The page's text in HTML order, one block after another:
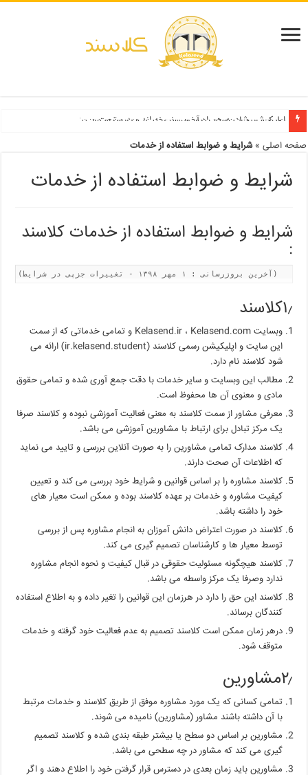
دفترچه انتخاب رشته کنکور سراسری ۱۳۹۹ و دانشگاه آزاد ۹۹
صفحه اصلی »شرایط و ضوابط استفاده از خدمات
شرایط و ضوابط استفاده از خدمات
شرایط و ضوابط استفاده از خدمات کلاسند
:
(آخرین بروزرسانی : ۱ مهر ۱۳۹۸ - تغییرات جزپی در شرایط)
۱٫کلاسند
وبسایت Kelasend.ir ، Kelasend.com و تمامی خدماتی که از سمت
این سایت و اپلیکیشن رسمی کلاسند (ir.kelasend.student) ارائه می
شود کلاسند نام دارد.
مطالب این وبسایت و سایر خدمات با دقت جمع آوری شده و تمامی حقوق
مادی و معنوی آن ها محفوظ است.
معرفی مشاور از سمت کلاسند به معنی فعالیت آموزشی نبوده و کلاسند صرفا
یک مرکز تبادل برای ارتباط با مشاورین آموزشی می باشد.
کلاسند مدارک تمامی مشاورین را به صورت آنلاین بررسی و تایید می نماید
که اطلاعات آن صحت دارند.
کلاسند مشاوره را بر اساس قوانین و شرایط خود بررسی می کند و تعیین
کیفیت مشاوره و خدمات بر عهده کلاسند بوده و ممکن است معیار های
خود را داشته باشد.
کلاسند در صورت اعتراض دانش آموزان به انجام مشاوره پس از بررسی
توسط معیار ها و کارشناسان تصمیم گیری می کند.
کلاسند هیچگونه مسئولیت حقوقی در قبال کیفیت و نحوه انجام مشاوره
ندارد وصرفا یک مرکز واسطه می باشد.
کلاسند این حق را دارد در هرزمان این قوانین را تغیر داده و به اطلاع استفاده
کنندگان برساند.
درهر زمان ممکن است کلاسند تصمیم به عدم فعالیت خود گرفته و خدمات
متوقف شود.
۲٫مشاورین
تمامی کسانی که یک مورد مشاوره موفق از طریق کلاسند و خدمات مرتبط
با آن داشته باشند مشاور (مشاورین) نامیده می شوند.
مشاورین بر اساس دو سطح یا بیشتر طبقه بندی شده و کلاسند تصمیم
گیری می کند که مشاور در چه سطحی می باشد.
مشاورین باید زمان بعدی در دسترس قرار گرفتن خود را اطلاع دهند و اگر